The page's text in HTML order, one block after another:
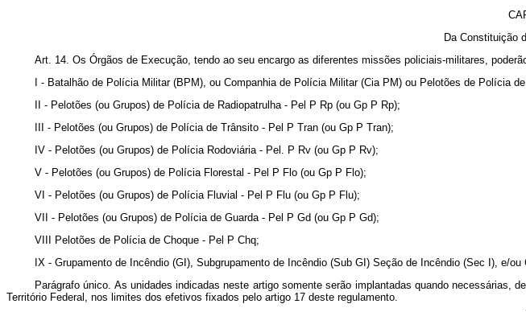
Da Constituição
Art. 14. Os Órgãos de Execução, tendo ao seu encargo as diferentes missões policiais-militares,
I - Batalhão de Polícia Militar (BPM), ou Companhia de Polícia Militar (Cia PM) ou Pelotões de Polícia
II - Pelotões (ou Grupos) de Polícia de Radiopatrulha - Pel P Rp (ou Gp P Rp);
III - Pelotões (ou Grupos) de Polícia de Trânsito - Pel P Tran (ou Gp P Tran);
IV - Pelotões (ou Grupos) de Polícia Rodoviária - Pel. P Rv (ou Gp P Rv);
V - Pelotões (ou Grupos) de Polícia Florestal - Pel P Flo (ou Gp P Flo);
VI - Pelotões (ou Grupos) de Polícia Fluvial - Pel P Flu (ou Gp P Flu);
VII - Pelotões (ou Grupos) de Polícia de Guarda - Pel P Gd (ou Gp P Gd);
VIII Pelotões de Polícia de Choque - Pel P Chq;
IX - Grupamento de Incêndio (GI), Subgrupamento de Incêndio (Sub GI) Seção de Incêndio (Sec I), e/ou
Parágrafo único. As unidades indicadas neste artigo somente serão implantadas quando
Território Federal, nos limites dos efetivos fixados pelo artigo 17 deste regulamento.